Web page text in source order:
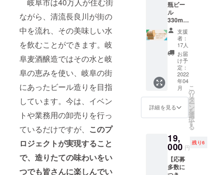
ながら、清流長良川が街の
中を流れ、その美味しい水
を飲むことができます。岐
阜麦酒醸造ではその水と岐
阜の恵みを使い、岐阜の街
にあったビール造りを目指
しています。今は、イベン
トや業務用の卸売りを行っ
ているだけですが、 このプ
ロジェクトが実現すること
で、造りたての味わいをい
つでも皆さんに楽しんでい
脂、食
塩）、
小麦フ
リー国
産丸大
豆たま
り醤油
（大豆
を含
む）、
鹿児島
県産粗
量：
100g 賞
限：製
造日よ
り120日
保存方
法：直
射日
名前を
ローマ
字で記
載させ
ていた
だきま
す。 そ
の他の
文字を
ご希望
の方
は、備
ご記入
いただ
場合は
後日
メール
にてお
知らせ
可能な
期間
は、
2023年
3月31日
までで
す。
をつけ
る昔な
がらの
製法に
こだ
わって
います
タップ
ルーム
YOROC
Aではお
酒を飲
めない
方も楽
うにし
ま
す！！
名称：
炭酸飲
供
真空断
熱のグ
ロウ
ラー
Revom
ax2に
『GIFU
BEER
』のロ
ゴ※を入
れてお
届け。
このク
グ限定
のアイ
テムで
す。
ビール
瓶ビー
ル
330ml 8
本（4種
類）&あ
ゆピー2
つをお
送りし
ます
（送料
み）
こ
のクラ
ウド
ファン
グとイ
ベント
限定の
瓶ビー
ルを4種
支援
者：
17人
お届
け予
定：
2022
年04
月
詳細を見る
こ
の
リ
タ
ー
ン
を
選
択
す
る
19,
000 円
残り6
【応募
多数に